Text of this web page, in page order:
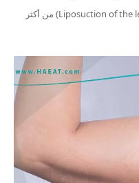
تعتبر عملية شفط الدهون من الساقين (Liposuction of the legs) من أكثر